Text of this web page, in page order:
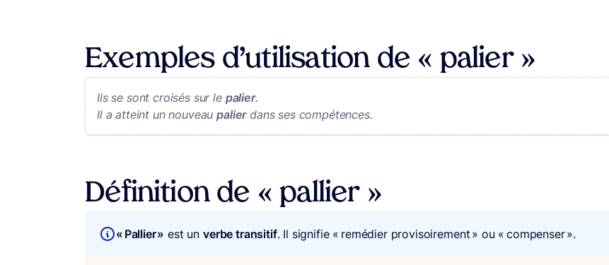
Exemples d’utilisation de « palier »
Ils se sont croisés sur le palier.
Il a atteint un nouveaupalierdans ses compétences.
Définition de « pallier »
« Pallier » est un verbe transitif. Il signifie « remédier provisoirement » ou « compenser ».